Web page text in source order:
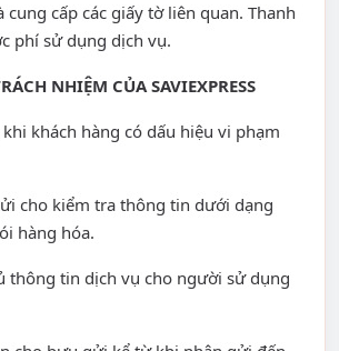
cung cấp các giấy tờ liên quan. Thanh
phí sử dụng dịch vụ.
NHIỆM CỦA SAVIEXPRESS
khách hàng có dấu hiệu vi phạm
cho kiểm tra thông tin dưới dạng
hàng hóa.
thông tin dịch vụ cho người sử dụng